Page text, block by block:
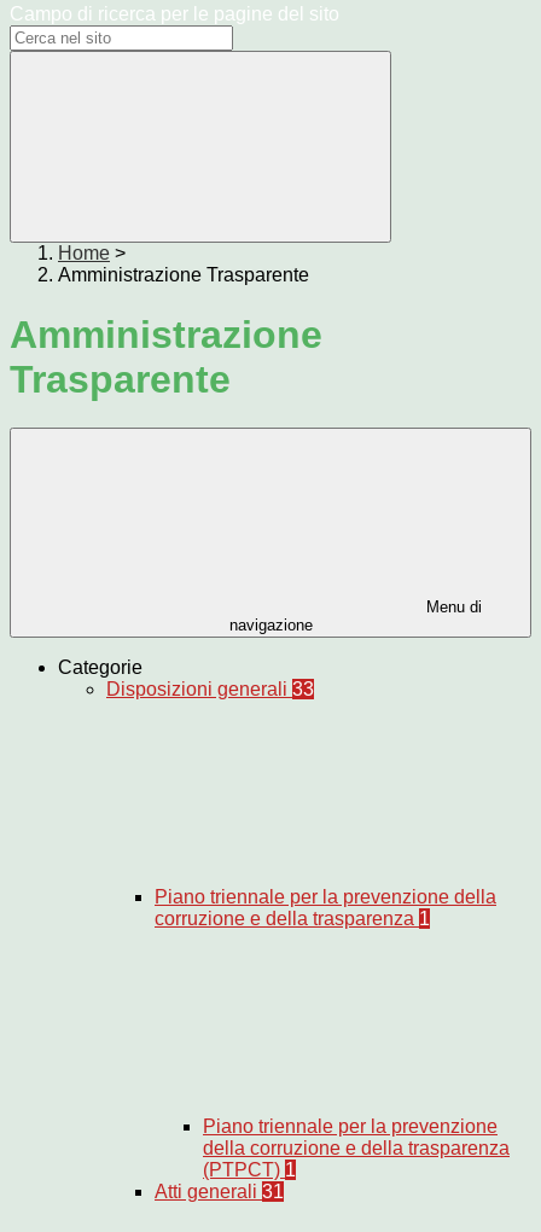
Campo di ricerca per le pagine del sito
Home >
Amministrazione Trasparente
Amministrazione
Trasparente
Menu di
navigazione
Categorie
Disposizioni generali 33
Piano triennale per la prevenzione della
corruzione e della trasparenza 1
Piano triennale per la prevenzione
della corruzione e della trasparenza
(PTPCT) 1
Atti generali 31